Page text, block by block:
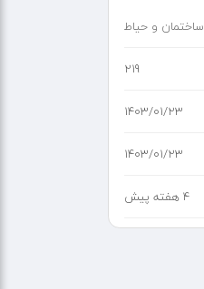
ساختمان و حیاط
219
۱۴۰۳/۰۱/۲۳
۱۴۰۳/۰۱/۲۳
4 هفته پیش